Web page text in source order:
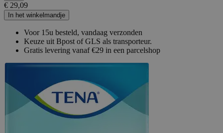
€ 29,09
In het winkelmandje
Voor 15u besteld, vandaag verzonden
Keuze uit Bpost of GLS als transporteur.
Gratis levering vanaf €29 in een parcelshop